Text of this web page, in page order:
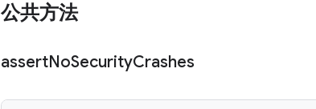
公共方法
assertNoSecurityCrashes